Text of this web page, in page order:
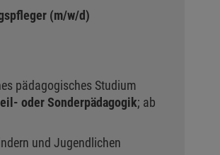
(m/w/d)
pädagogisches Studium
oder Sonderpädagogik; ab
und Jugendlichen